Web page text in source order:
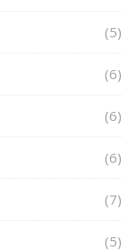
(5)
(6)
(6)
(6)
(7)
(5)